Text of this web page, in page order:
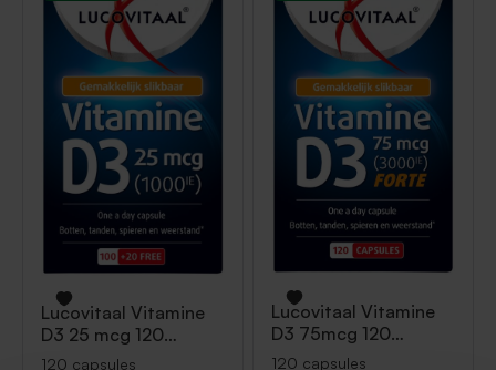
Lucovitaal Vitamine
D3 25 mcg 120
capsules
120 capsules
Lucovitaal Vitamine
D3 75mcg 120
capsules
120 capsules